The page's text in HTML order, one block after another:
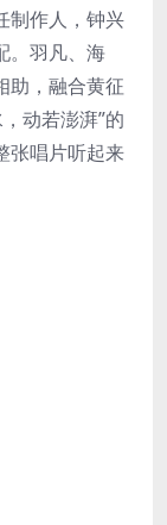
制作人，钟兴
。羽凡、海
助，融合黄征
动若澎湃”的
张唱片听起来